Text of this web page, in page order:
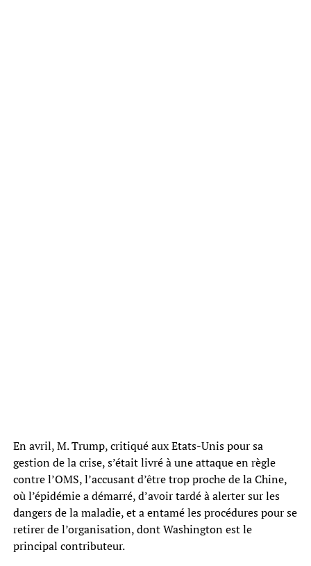
En avril, M. Trump, critiqué aux Etats-Unis pour sa
gestion de la crise, s’était livré à une attaque en règle
contre l’OMS, l’accusant d’être trop proche de la Chine,
où l’épidémie a démarré, d’avoir tardé à alerter sur les
dangers de la maladie, et a entamé les procédures pour se
retirer de l’organisation, dont Washington est le
principal contributeur.